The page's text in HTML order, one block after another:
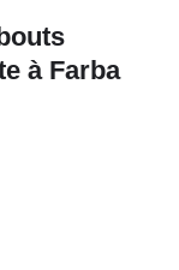
à Farba